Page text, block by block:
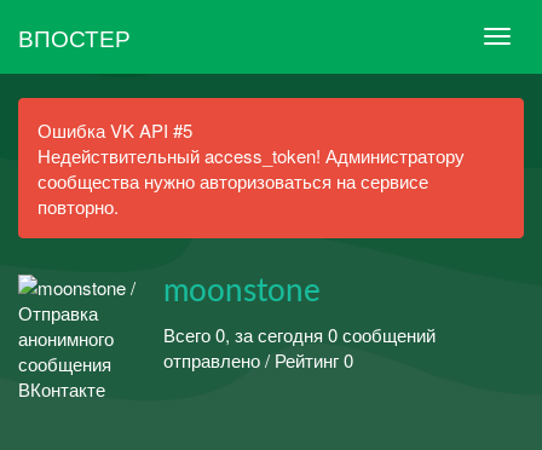
ВПОСТЕР
Ошибка VK API #5
Недействительный access_token! Администратору
сообщества нужно авторизоваться на сервисе
повторно.
moonstone
Всего 0, за сегодня 0 сообщений
отправлено / Рейтинг 0